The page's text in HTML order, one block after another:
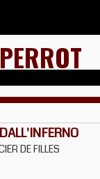
DE FILLES